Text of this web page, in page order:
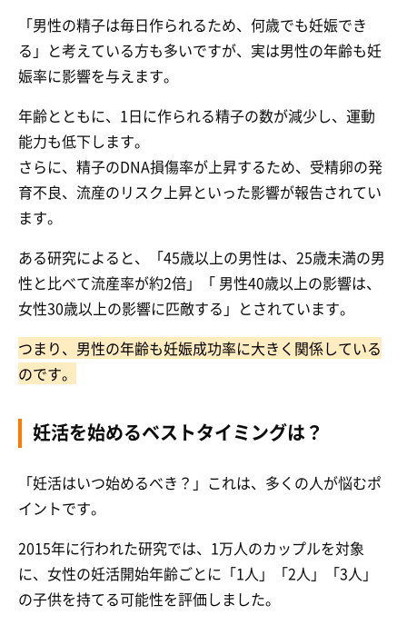
「男性の精子は毎日作られるため、何歳でも妊娠でき
る」と考えている方も多いですが、実は男性の年齢も妊
娠率に影響を与えます。
年齢とともに、1日に作られる精子の数が減少し、運動
能力も低下します。
さらに、精子のDNA損傷率が上昇するため、受精卵の発
育不良、流産のリスク上昇といった影響が報告されてい
ます。
ある研究によると、「45歳以上の男性は、25歳未満の男
性と比べて流産率が約2倍」「 男性40歳以上の影響は、
女性30歳以上の影響に匹敵する」とされています。
つまり、男性の年齢も妊娠成功率に大きく関係している
のです。
妊活を始めるベストタイミングは？
「妊活はいつ始めるべき？」これは、多くの人が悩むポ
イントです。
2015年に行われた研究では、1万人のカップルを対象
に、女性の妊活開始年齢ごとに「1人」「2人」「3人」
の子供を持てる可能性を評価しました。